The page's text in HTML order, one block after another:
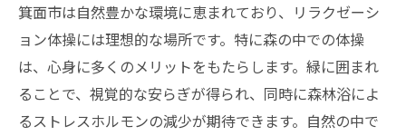
箕面市は自然豊かな環境に恵まれており、リラクゼーシ
ョン体操には理想的な場所です。特に森の中での体操
は、心身に多くのメリットをもたらします。緑に囲まれ
ることで、視覚的な安らぎが得られ、同時に森林浴によ
るストレスホルモンの減少が期待できます。自然の中で